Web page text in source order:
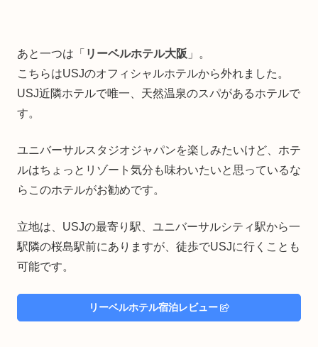
あと一つは「 リーベルホテル大阪 」。
こちらはUSJのオフィシャルホテルから外れました。
USJ近隣ホテルで唯一、天然温泉のスパがあるホテルで
す。
ユニバーサルスタジオジャパンを楽しみたいけど、ホテ
ルはちょっとリゾート気分も味わいたいと思っているな
らこのホテルがお勧めです。
立地は、USJの最寄り駅、ユニバーサルシティ駅から一
駅隣の桜島駅前にありますが、徒歩でUSJに行くことも
可能です。
リーベルホテル宿泊レビュー